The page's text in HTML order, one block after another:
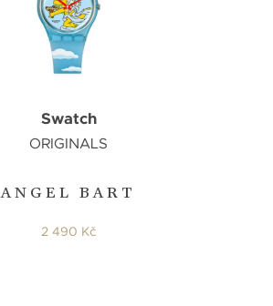
ANGEL BART
Swatch
ORIGINALS
2 490 Kč